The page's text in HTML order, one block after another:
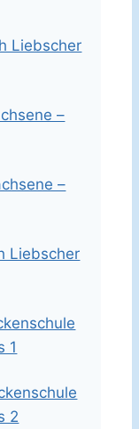
Liebscher
–
–
Liebscher
1
2